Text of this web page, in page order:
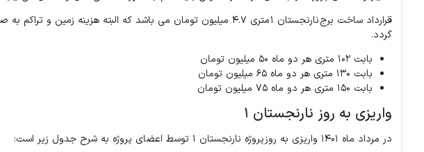
گردد.
بابت 102 متری هر دو ماه 50 میلیون تومان
بابت 130 متری هر دو ماه 65 میلیون تومان
بابت 150 متری هر دو ماه 75 میلیون تومان
واریزی به روز نارنجستان ۱
در مرداد ماه ۱۴۰۱ واریزی به روز پروژه نارنجستان 1 توسط اعضای پروژه به شرح جدول زیر است: